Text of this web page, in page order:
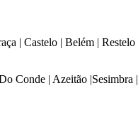
| Castelo | Belém |
Conde | Azeitão